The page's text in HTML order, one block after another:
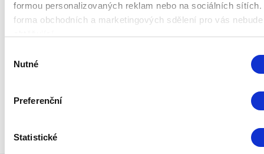
formou personalizovaných reklam nebo na sociálních sítích.
forma obchodních a marketingových sdělení pro vás nebude
souhlasu
Nutné
Preferenční
Statistické
ŠLEHACÍ KOTOUČ
Šlehač je určený na šlehání vaječných bílků, suflé
nebo připraví šlehačku ze smetany
či ovocem s lahodnou šlehačkou!